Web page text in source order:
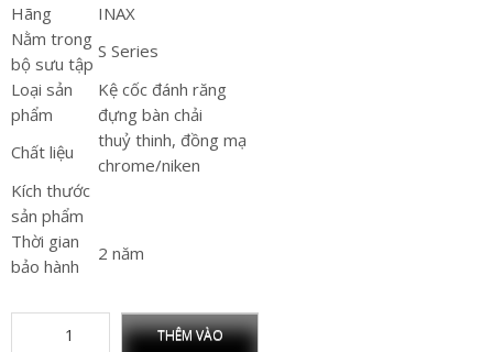
Hãng
INAX
Nằm trong
bộ sưu tập
S Series
Loại sản
phẩm
Kệ cốc đánh răng
đựng bàn chải
Chất liệu
thuỷ thinh, đồng mạ
chrome/niken
Kích thước
sản phẩm
Thời gian
bảo hành
2 năm
THÊM VÀO